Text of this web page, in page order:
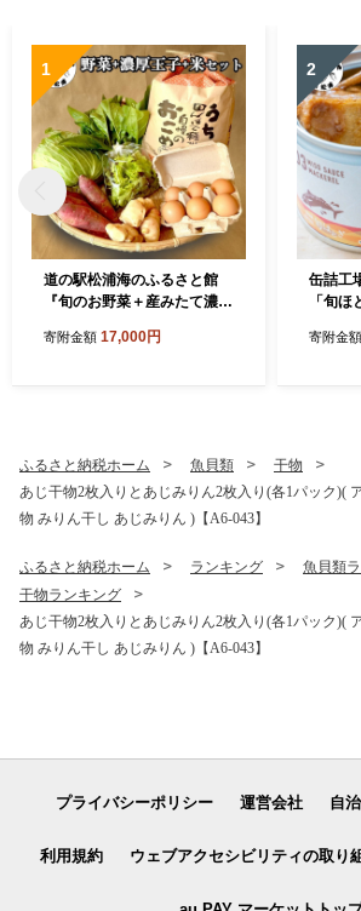
1
道の駅松浦海のふるさと館
『旬のお野菜＋産みたて濃厚
足セット！【B7-039】
寄附金額 17,000円
2
缶詰工
「旬
存 )【
寄附金額
ふるさと納税ホーム 魚貝類
干物
あじ干物2枚入りとあじみりん2枚入り(各1パック)(
物 みりん干し あじみりん )【A6-043】
ふるさと納税ホーム ランキング
魚貝類
干物ランキング
あじ干物2枚入りとあじみりん2枚入り(各1パック)(
物 みりん干し あじみりん )【A6-043】
プライバシーポリシー 運営会社 自
利用規約 ウェブアクセシビリティの取り